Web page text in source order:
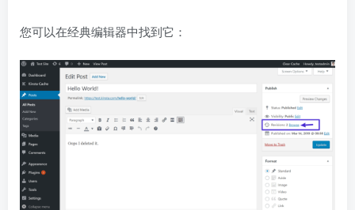
您可以在经典编辑器中找到它：